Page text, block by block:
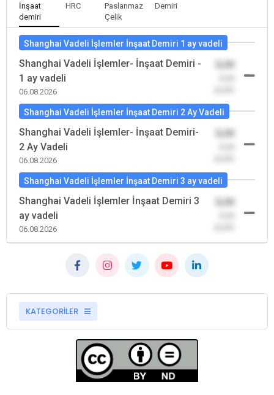
İnşaat
demiri
HRC
Paslanmaz
Çelik
Demiri
Shanghai Vadeli İşlemler İnşaat Demiri 1 ay vadeli
Shanghai Vadeli İşlemler- İnşaat Demiri -
1 ay vadeli
06.08.2026
Shanghai Vadeli İşlemler İnşaat Demiri 2 Ay Vadeli
Shanghai Vadeli İşlemler- İnşaat Demiri-
2 Ay Vadeli
06.08.2026
Shanghai Vadeli İşlemler İnşaat Demiri 3 ay vadeli
Shanghai Vadeli İşlemler İnşaat Demiri 3
ay vadeli
06.08.2026
KATEGORİLER